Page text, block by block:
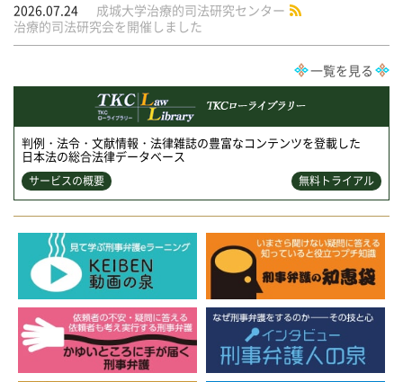
2026.07.24
成城大学治療的司法研究センター
治療的司法研究会を開催しました
一覧を見る
判例・法令・文献情報・法律雑誌の豊富なコンテンツを登載した
日本法の総合法律データベース
サービスの概要 無料トライアル